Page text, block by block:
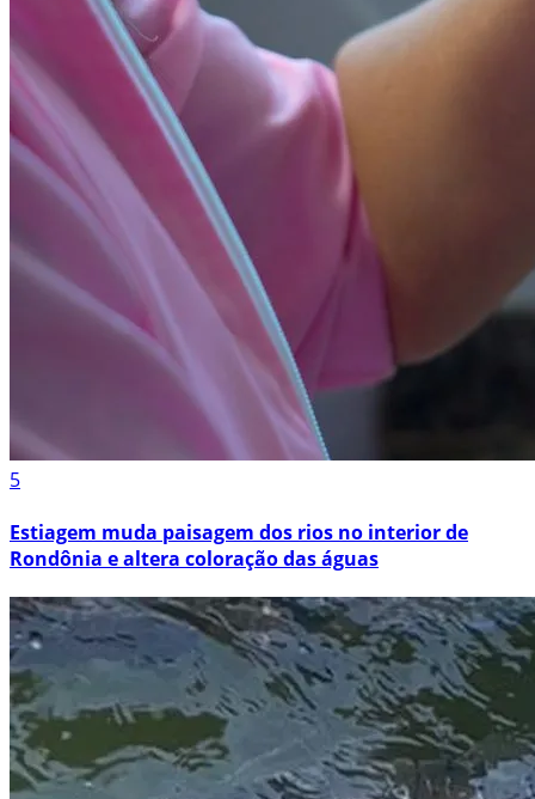
5
Estiagem muda paisagem dos rios no interior de
Rondônia e altera coloração das águas